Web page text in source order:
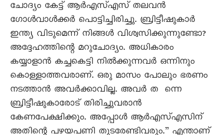
ചോദ്യം കേട്ട് ആർഎസ്എസ് തലവൻ
ഗോൾവാൾക്കർ പൊട്ടിച്ചിരിച്ചു. ബ്രിട്ടീഷുകാർ
ഇന്ത്യ വിടുമെന്ന് നിങ്ങൾ വിശ്വസിക്കുന്നുണ്ടോ?
അദ്ദേഹത്തിന്റെ മറുചോദ്യം. അധികാരം
കയ്യാളാൻ കച്ചകെട്ടി നിൽക്കുന്നവർ ഒന്നിനും
കൊള്ളാത്തവരാണ്. ഒരു മാസം പോലും ഭരണം
നടത്താൻ അവർക്കാവില്ല. അവർ ത ന്നെ
ബ്രിട്ടീഷുകാരോട് തിരിച്ചുവരാൻ
കേണപേക്ഷിക്കും. അപ്പോൾ ആർഎസ്എസിന്